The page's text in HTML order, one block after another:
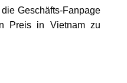
Geschäfts-Fanpage
Preis in Vietnam zu